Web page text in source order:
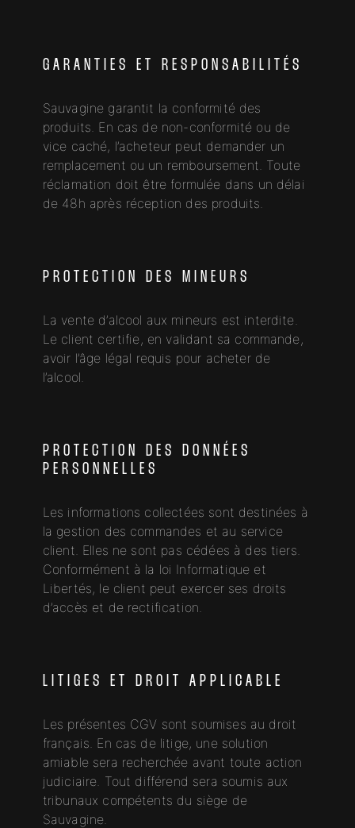
GARANTIES ET RESPONSABILITÉS
Sauvagine garantit la conformité des
produits. En cas de non-conformité ou de
vice caché, l’acheteur peut demander un
remplacement ou un remboursement. Toute
réclamation doit être formulée dans un délai
de 48h après réception des produits.
PROTECTION DES MINEURS
La vente d’alcool aux mineurs est interdite.
Le client certifie, en validant sa commande,
avoir l’âge légal requis pour acheter de
l’alcool.
PROTECTION DES DONNÉES
PERSONNELLES
Les informations collectées sont destinées à
la gestion des commandes et au service
client. Elles ne sont pas cédées à des tiers.
Conformément à la loi Informatique et
Libertés, le client peut exercer ses droits
d’accès et de rectification.
LITIGES ET DROIT APPLICABLE
Les présentes CGV sont soumises au droit
français. En cas de litige, une solution
amiable sera recherchée avant toute action
judiciaire. Tout différend sera soumis aux
tribunaux compétents du siège de
Sauvagine.